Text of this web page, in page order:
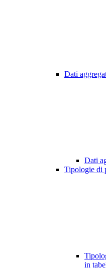
Dati
Dati
Tipologie di
in